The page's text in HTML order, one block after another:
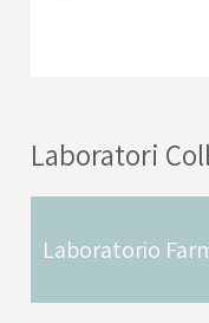
For Precision
Ente Finanziatore:
Area di Ricerca:
Laboratori
Laboratorio